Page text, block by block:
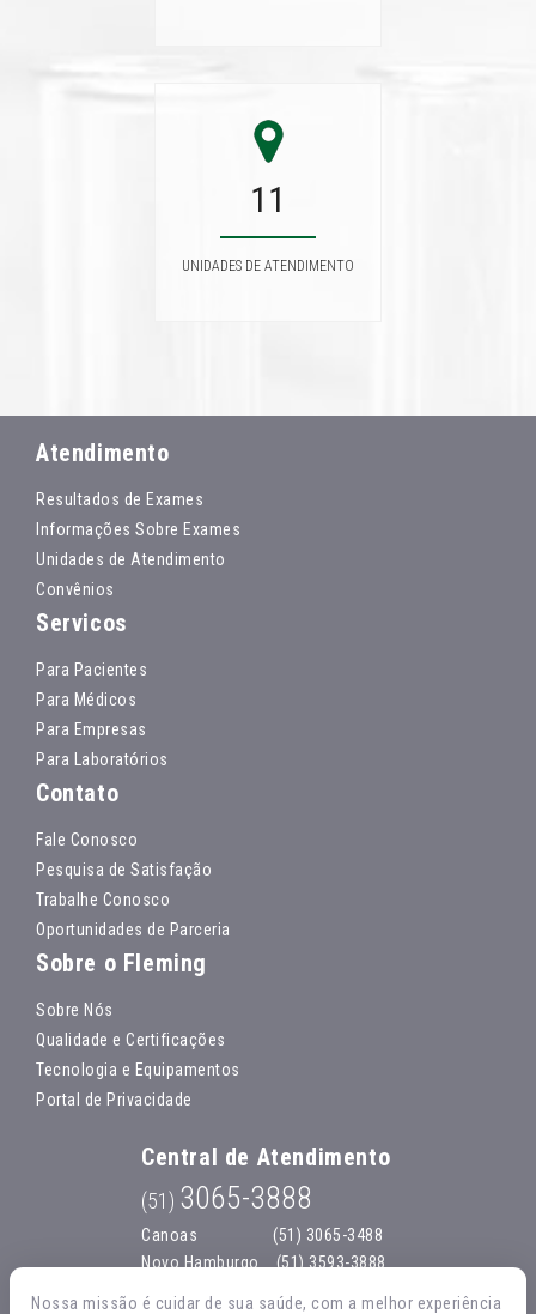
11
UNIDADES DE ATENDIMENTO
Atendimento
Resultados de Exames
Informações Sobre Exames
Unidades de Atendimento
Convênios
Servicos
Para Pacientes
Para Médicos
Para Empresas
Para Laboratórios
Contato
Fale Conosco
Pesquisa de Satisfação
Trabalhe Conosco
Oportunidades de Parceria
Sobre o Fleming
Sobre Nós
Qualidade e Certificações
Tecnologia e Equipamentos
Portal de Privacidade
Central de Atendimento
(51) 3065-3888
Canoas
(51) 3065-3488
Novo Hamburgo
(51) 3593-3888
Nossa missão é cuidar de sua saúde, com a melhor experiência